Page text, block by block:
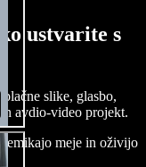
ustvarite s
slike, glasbo,
avdio-video projekt.
meje in oživijo